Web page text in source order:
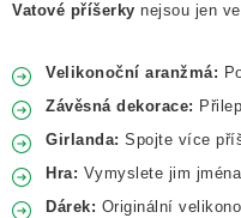
Vatové příšerky nejsou jen
Velikonoční aranžmá:
Závěsná dekorace:
Girlanda: Spojte více
Hra: Vymyslete jim
Dárek: Originální